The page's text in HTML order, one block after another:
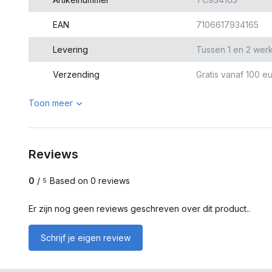
EAN 7106617934165
Levering Tussen 1 en 2
Verzending Gratis vanaf 100
Toon meer
Reviews
0 / 5 Based on 0 reviews
Er zijn nog geen reviews geschreven over dit product..
Schrijf je eigen review